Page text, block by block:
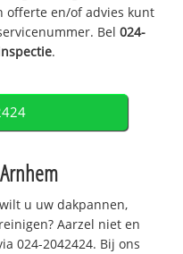
offerte en/of advies kunt
Bel024-
.
Arnhem
u uw dakpannen,
Aarzel niet en
024-2042424. Bij ons